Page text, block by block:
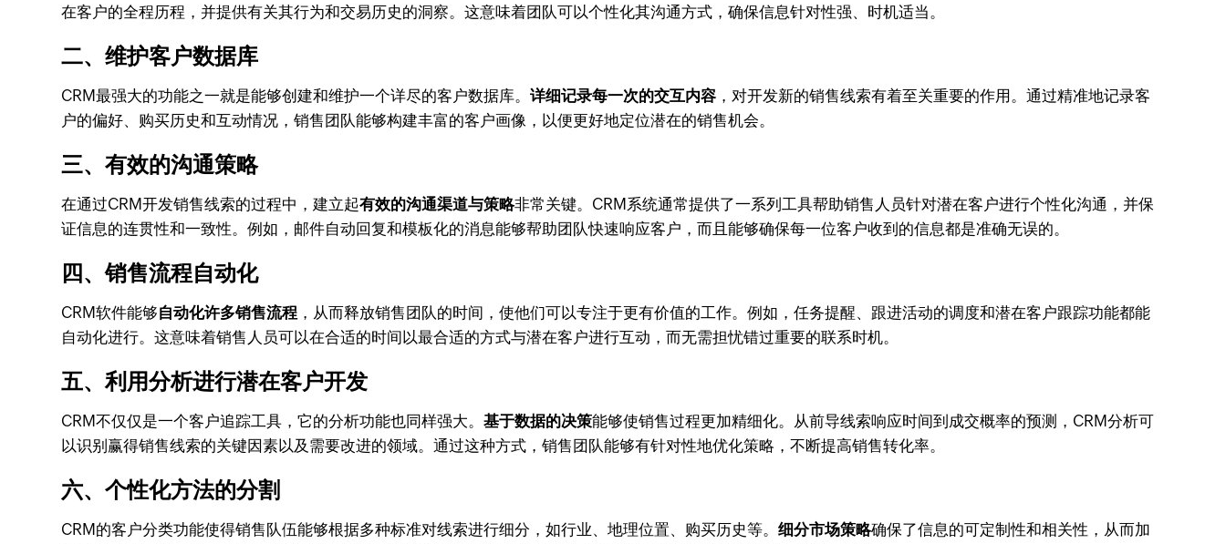
在客户的全程历程，并提供有关其行为和交易历史的洞察。这意味着团队可以个性化其沟通方式，确保信息针对性强、时机适当。
二、维护客户数据库
CRM最强大的功能之一就是能够创建和维护一个详尽的客户数据库。详细记录每一次的交互内容 ，对开发新的销售线索有着至关重要的作用。通过精准地记录客
户的偏好、购买历史和互动情况，销售团队能够构建丰富的客户画像，以便更好地定位潜在的销售机会。
三、有效的沟通策略
在通过CRM开发销售线索的过程中，建立起有效的沟通渠道与策略非常关键。CRM系统通常提供了一系列工具帮助销售人员针对潜在客户进行个性化沟通，并保
证信息的连贯性和一致性。例如，邮件自动回复和模板化的消息能够帮助团队快速响应客户，而且能够确保每一位客户收到的信息都是准确无误的。
四、销售流程自动化
CRM软件能够自动化许多销售流程 ，从而释放销售团队的时间，使他们可以专注于更有价值的工作。例如，任务提醒、跟进活动的调度和潜在客户跟踪功能都能
自动化进行。这意味着销售人员可以在合适的时间以最合适的方式与潜在客户进行互动，而无需担忧错过重要的联系时机。
五、利用分析进行潜在客户开发
CRM不仅仅是一个客户追踪工具，它的分析功能也同样强大。基于数据的决策能够使销售过程更加精细化。从前导线索响应时间到成交概率的预测，CRM分析可
以识别赢得销售线索的关键因素以及需要改进的领域。通过这种方式，销售团队能够有针对性地优化策略，不断提高销售转化率。
六、个性化方法的分割
CRM的客户分类功能使得销售队伍能够根据多种标准对线索进行细分，如行业、地理位置、购买历史等。细分市场策略确保了信息的可定制性和相关性，从而加